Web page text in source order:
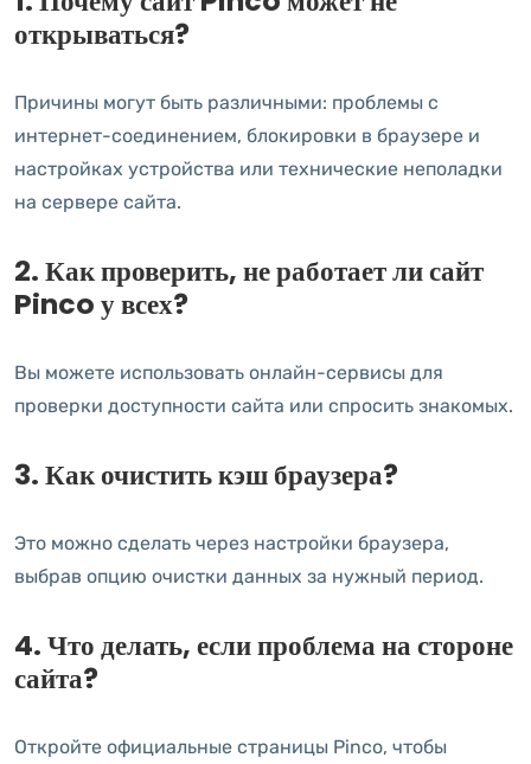
открываться?
Причины могут быть различными: проблемы с
интернет-соединением, блокировки в браузере и
настройках устройства или технические неполадки
на сервере сайта.
2. Как проверить, не работает ли сайт
Pinco у всех?
Вы можете использовать онлайн-сервисы для
проверки доступности сайта или спросить знакомых.
3. Как очистить кэш браузера?
Это можно сделать через настройки браузера,
выбрав опцию очистки данных за нужный период.
4. Что делать, если проблема на стороне
сайта?
Откройте официальные страницы Pinco, чтобы